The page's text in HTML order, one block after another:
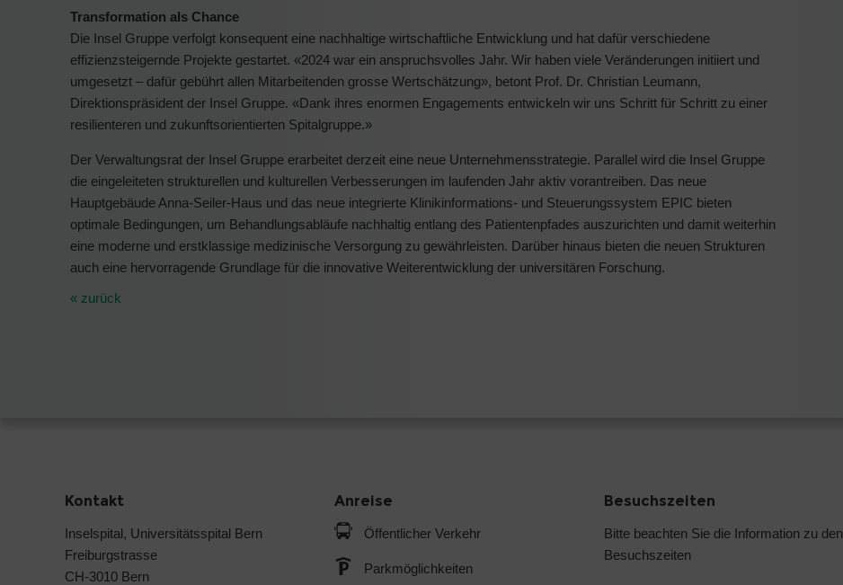
Transformation als Chance
Die Insel Gruppe verfolgt konsequent eine nachhaltige wirtschaftliche Entwicklung und hat dafür verschiedene
effizienzsteigernde Projekte gestartet. «2024 war ein anspruchsvolles Jahr. Wir haben viele Veränderungen initiiert und
umgesetzt – dafür gebührt allen Mitarbeitenden grosse Wertschätzung», betont Prof. Dr. Christian Leumann,
Direktionspräsident der Insel Gruppe. «Dank ihres enormen Engagements entwickeln wir uns Schritt für Schritt zu einer
resilienteren und zukunftsorientierten Spitalgruppe.»
Der Verwaltungsrat der Insel Gruppe erarbeitet derzeit eine neue Unternehmensstrategie. Parallel wird die Insel Gruppe
die eingeleiteten strukturellen und kulturellen Verbesserungen im laufenden Jahr aktiv vorantreiben. Das neue
Hauptgebäude Anna-Seiler-Haus und das neue integrierte Klinikinformations- und Steuerungssystem EPIC bieten
optimale Bedingungen, um Behandlungsabläufe nachhaltig entlang des Patientenpfades auszurichten und damit weiterhin
eine moderne und erstklassige medizinische Versorgung zu gewährleisten. Darüber hinaus bieten die neuen Strukturen
auch eine hervorragende Grundlage für die innovative Weiterentwicklung der universitären Forschung.
« zurück
Kontakt
Inselspital, Universitätsspital Bern
Freiburgstrasse
CH-3010 Bern
Anreise
Öffentlicher Verkehr
Parkmöglichkeiten
Besuchszeiten
Bitte beachten Sie die Information zu den
Besuchszeiten